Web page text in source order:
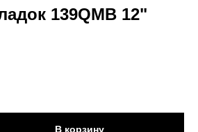
139QMB 12"
В корзину